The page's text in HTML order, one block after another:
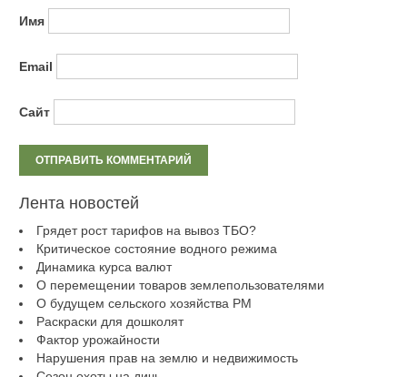
Имя
Email
Сайт
Лента новостей
Грядет рост тарифов на вывоз ТБО?
Критическое состояние водного режима
Динамика курса валют
О перемещении товаров землепользователями
О будущем сельского хозяйства РМ
Раскраски для дошколят
Фактор урожайности
Нарушения прав на землю и недвижимость